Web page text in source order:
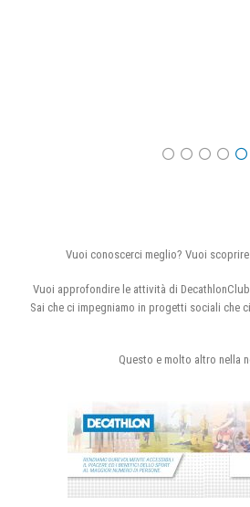
Vuoi conoscerci meglio? Vuoi
Vuoi approfondire le attività di
Sai che ci impegniamo in progetti sociali che
Questo e molto altro nella